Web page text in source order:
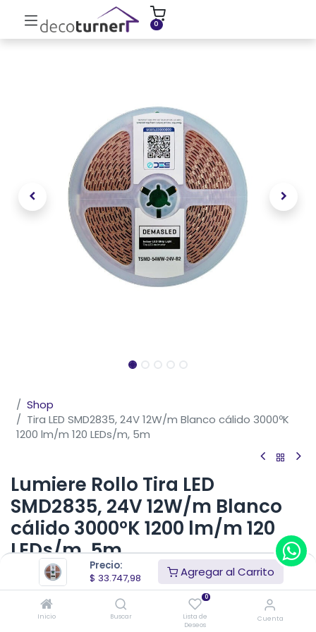
Precio:
$ 33.747,98 Agregar al Carrito
Inicio Buscar
0
Lista de
Deseos
Cuenta
0
Shop
Tira LED SMD2835, 24V 12W/m Blanco cálido 3000ºK
1200 lm/m 120 LEDs/m, 5m
Lumiere Rollo Tira LED
SMD2835, 24V 12W/m Blanco
cálido 3000ºK 1200 lm/m 120
LEDs/m, 5m
Tira LED SMD 2835 blanco cálido (3.000°K), ofrece una
alta intensidad lumínica y es perfecta para decorar
cualquier espacio tanto en el hogar como en espacios
comerciales, es perfecta para la iluminación interior ya